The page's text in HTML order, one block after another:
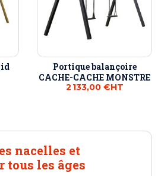
Portique balançoire
CACHE-CACHE MONSTRE
2 133,00 €HT
nacelles et
tous les âges